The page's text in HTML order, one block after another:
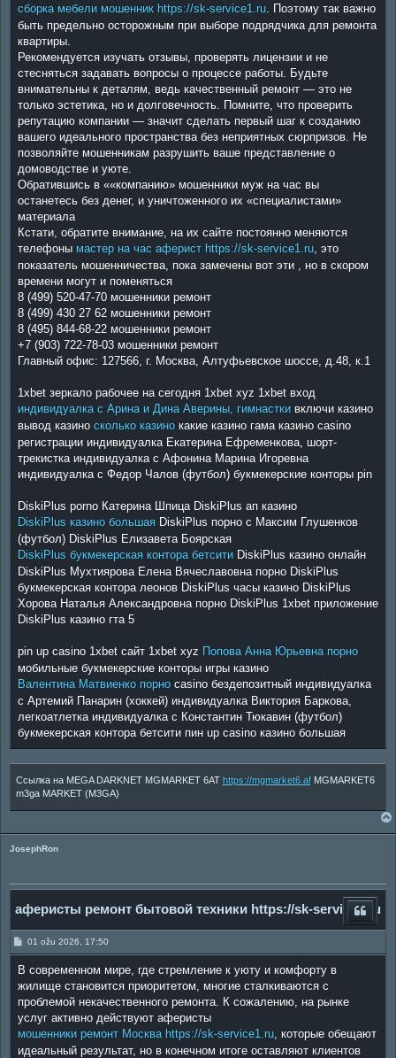
сборка мебели мошенник https://sk-service1.ru . Поэтому так важно
быть предельно осторожным при выборе подрядчика для ремонта
квартиры.
Рекомендуется изучать отзывы, проверять лицензии и не
стесняться задавать вопросы о процессе работы. Будьте
внимательны к деталям, ведь качественный ремонт — это не
только эстетика, но и долговечность. Помните, что проверить
репутацию компании — значит сделать первый шаг к созданию
вашего идеального пространства без неприятных сюрпризов. Не
позволяйте мошенникам разрушить ваше представление о
домоводстве и уюте.
Обратившись в ««компанию» мошенники муж на час вы
останетесь без денег, и уничтоженного их «специалистами»
материала
Кстати, обратите внимание, на их сайте постоянно меняются
телефоны мастер на час аферист https://sk-service1.ru , это
показатель мошенничества, пока замечены вот эти , но в скором
времени могут и поменяться
8 (499) 520-47-70 мошенники ремонт
8 (499) 430 27 62 мошенники ремонт
8 (495) 844-68-22 мошенники ремонт
+7 (903) 722-78-03 мошенники ремонт
Главный офис: 127566, г. Москва, Алтуфьевское шоссе, д.48, к.1
1xbet зеркало рабочее на сегодня 1xbet xyz 1xbet вход
индивидуалка с Арина и Дина Аверины, гимнастки включи казино
вывод казино сколько казино какие казино гама казино casino
регистрации индивидуалка Екатерина Ефременкова, шорт-
трекистка индивидуалка с Афонина Марина Игоревна
индивидуалка с Федор Чалов (футбол) букмекерские конторы pin
DiskiPlus porno Катерина Шпица DiskiPlus ап казино
DiskiPlus казино большая DiskiPlus порно с Максим Глушенков
(футбол) DiskiPlus Елизавета Боярская
DiskiPlus букмекерская контора бетсити DiskiPlus казино онлайн
DiskiPlus Мухтиярова Елена Вячеславовна порно DiskiPlus
букмекерская контора леонов DiskiPlus часы казино DiskiPlus
Хорова Наталья Александровна порно DiskiPlus 1xbet приложение
DiskiPlus казино гта 5
pin up casino 1xbet сайт 1xbet xyz Попова Анна Юрьевна порно
мобильные букмекерские конторы игры казино
Валентина Матвиенко порно casino бездепозитный индивидуалка
с Артемий Панарин (хоккей) индивидуалка Виктория Баркова,
легкоатлетка индивидуалка с Константин Тюкавин (футбол)
букмекерская контора бетсити пин up casino казино большая
Ссылка на MEGA DARKNET MGMARKET 6AT https://mgmarket6.afMGMARKET6
m3ga MARKET (M3GA)
JosephRon
аферисты ремонт бытовой техники https://sk-service1.ru
P
o
t
01 ožu 2026, 17:50
В современном мире, где стремление к уюту и комфорту в
жилище становится приоритетом, многие сталкиваются с
проблемой некачественного ремонта. К сожалению, на рынке
услуг активно действуют аферисты
мошенники ремонт Москва https://sk-service1.ru, которые обещают
идеальный результат, но в конечном итоге оставляют клиентов